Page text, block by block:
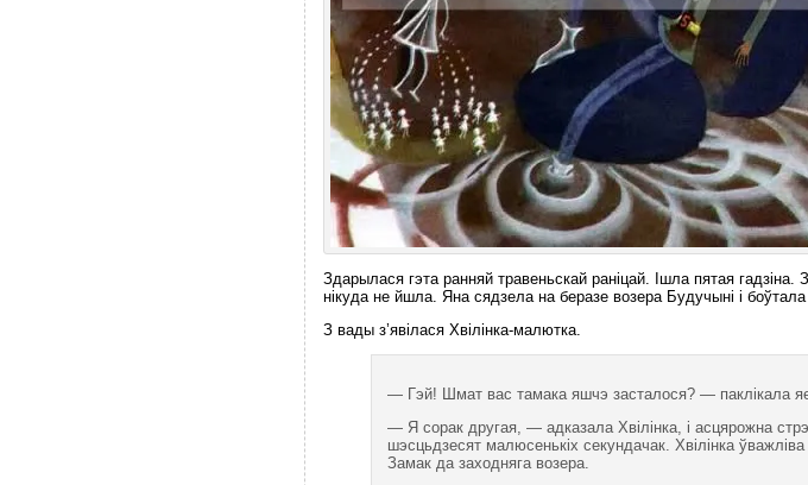
Здарылася гэта ранняй травеньскай раніцай. Ішла пятая гадзіна.
нікуда не йшла. Яна сядзела на беразе возера Будучыні і боўтала
З вады з’явілася Хвілінка-малютка.
— Гэй! Шмат вас тамака яшчэ засталося? — паклікала яе
— Я сорак другая, — адказала Хвілінка, і асцярожна
шэсцьдзесят малюсенькіх секундачак. Хвілінка
Замак да заходняга возера.